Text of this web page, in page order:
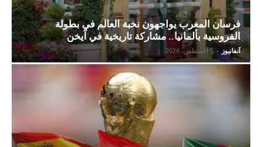
فرسان المغرب يواجهون نخبة العالم في بطولة
الفروسية بألمانيا.. مشاركة تاريخية في آيخن
آنفانيوز - 5 أغسطس، 2026